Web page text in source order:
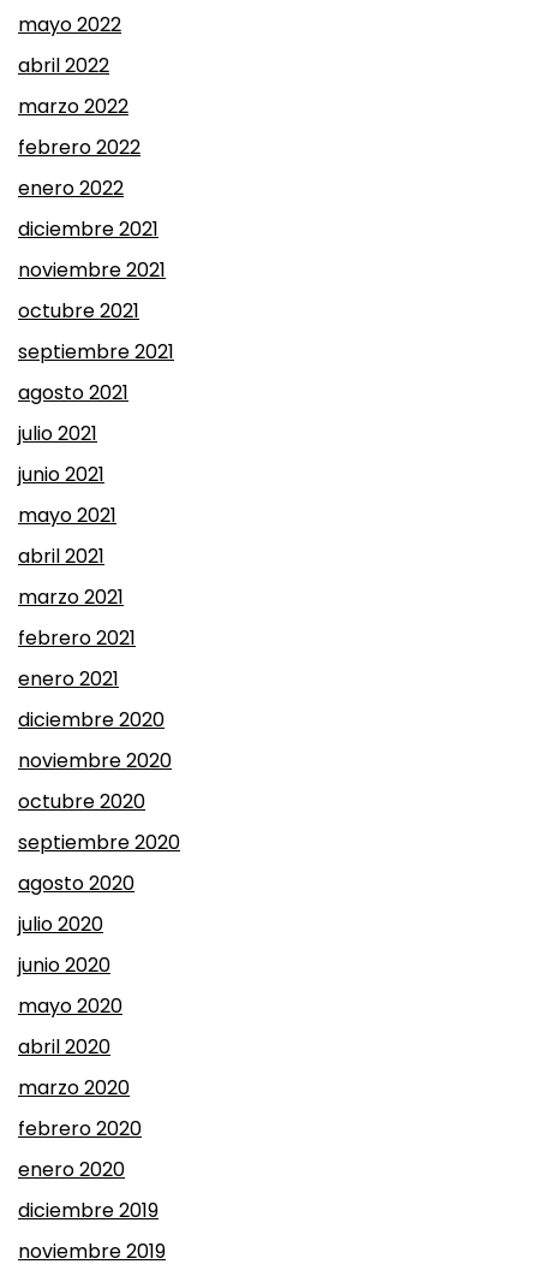
mayo 2022
abril 2022
marzo 2022
febrero 2022
enero 2022
diciembre 2021
noviembre 2021
octubre 2021
septiembre 2021
agosto 2021
julio 2021
junio 2021
mayo 2021
abril 2021
marzo 2021
febrero 2021
enero 2021
diciembre 2020
noviembre 2020
octubre 2020
septiembre 2020
agosto 2020
julio 2020
junio 2020
mayo 2020
abril 2020
marzo 2020
febrero 2020
enero 2020
diciembre 2019
noviembre 2019